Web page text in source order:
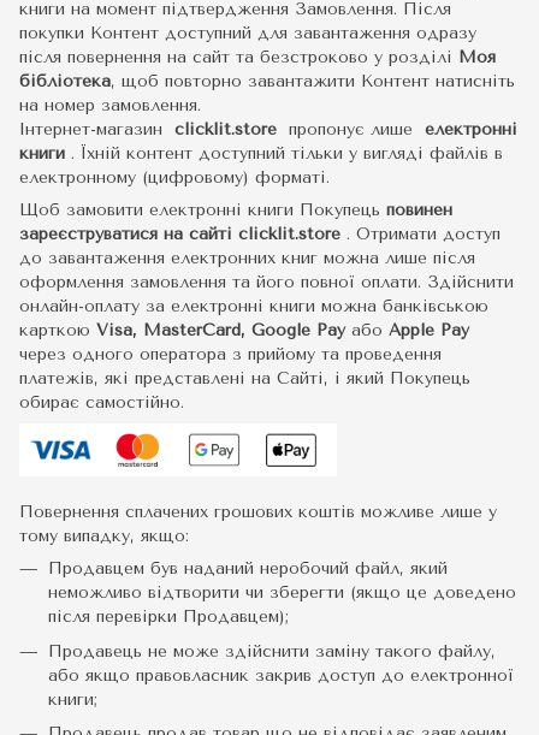
книги на момент підтвердження Замовлення. Після
покупки Контент доступний для завантаження одразу
після повернення на сайт та безстроково у розділі Моя
бібліотека, щоб повторно завантажити Контент натисніть
на номер замовлення.
Інтернет-магазин clicklit.store пропонує лише електронні
книги . Їхній контент доступний тільки у вигляді файлів в
електронному (цифровому) форматі.
Щоб замовити електронні книги Покупець повинен
зареєструватися на сайті clicklit.store . Отримати доступ
до завантаження електронних книг можна лише після
оформлення замовлення та його повної оплати. Здійснити
онлайн-оплату за електронні книги можна банківською
карткою Visa, MasterCard, Google Pay або Apple Pay
через одного оператора з прийому та проведення
платежів, які представлені на Сайті, і який Покупець
обирає самостійно.
Повернення сплачених грошових коштів можливе лише у
тому випадку, якщо:
Продавцем був наданий неробочий файл, який
неможливо відтворити чи зберегти (якщо це доведено
після перевірки Продавцем);
Продавець не може здійснити заміну такого файлу,
або якщо правовласник закрив доступ до електронної
книги;